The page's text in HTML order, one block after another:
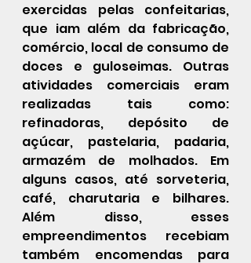
exercidas pelas confeitarias,
que iam além da fabricação,
comércio, local de consumo de
doces e guloseimas. Outras
atividades comerciais eram
realizadas tais como:
refinadoras, depósito de
açúcar, pastelaria, padaria,
armazém de molhados. Em
alguns casos, até sorveteria,
café, charutaria e bilhares.
Além disso, esses
empreendimentos recebiam
também encomendas para